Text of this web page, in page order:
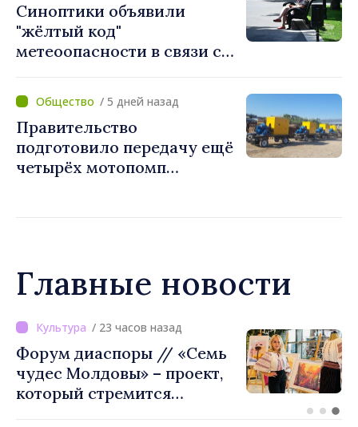
Синоптики объявили
"жёлтый код"
метеоопасности в связи с
поднимется до 36°C
/ 5 дней назад
Правительство
подготовило передачу ещё
четырёх мотопомп
Главные новости
/ 18 часов назад
ВИДЕО // Калараш
формирует крупнейший
кластер добровольного